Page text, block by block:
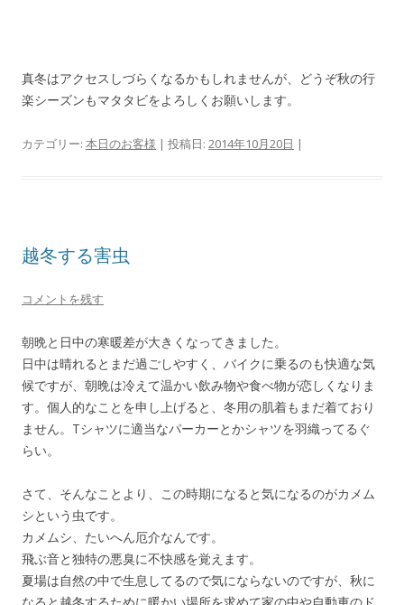
真冬はアクセスしづらくなるかもしれませんが、どうぞ秋の行
楽シーズンもマタタビをよろしくお願いします。
カテゴリー: 本日のお客様 | 投稿日: 2014年10月20日 |
越冬する害虫
コメントを残す
朝晩と日中の寒暖差が大きくなってきました。
日中は晴れるとまだ過ごしやすく、バイクに乗るのも快適な気
候ですが、朝晩は冷えて温かい飲み物や食べ物が恋しくなりま
す。個人的なことを申し上げると、冬用の肌着もまだ着ており
ません。Tシャツに適当なパーカーとかシャツを羽織ってるぐ
らい。
さて、そんなことより、この時期になると気になるのがカメム
シという虫です。
カメムシ、たいへん厄介なんです。
飛ぶ音と独特の悪臭に不快感を覚えます。
夏場は自然の中で生息してるので気にならないのですが、秋に